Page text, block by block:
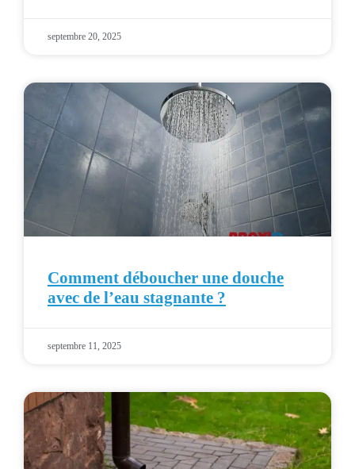
septembre 20, 2025
Comment déboucher une douche
avec de l’eau stagnante ?
septembre 11, 2025